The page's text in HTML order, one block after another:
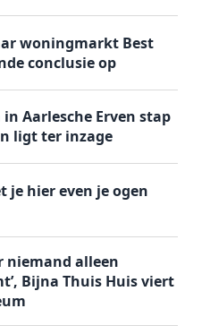
woningmarkt Best
conclusie op
Aarlesche Erven stap
ligt ter inzage
je hier even je ogen
niemand alleen
Bijna Thuis Huis viert